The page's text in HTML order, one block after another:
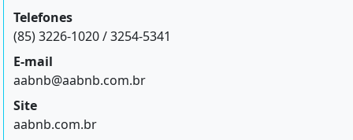
Telefones
(85) 3226-1020 / 3254-5341
E-mail
aabnb@aabnb.com.br
Site
aabnb.com.br